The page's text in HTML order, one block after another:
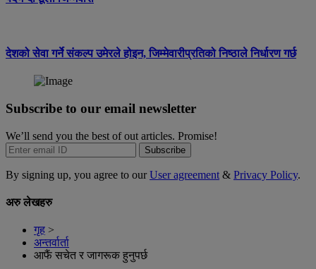
देशको सेवा गर्ने संकल्प उमेरले होइन, जिम्मेवारीप्रतिको निष्ठाले निर्धारण गर्छ
Subscribe to our email newsletter
We’ll send you the best of out articles. Promise!
Subscribe
By signing up, you agree to ourUser agreement & Privacy Policy.
अरु लेखहरु
गृह >
अन्तर्वार्ता
आफैं सचेत र जागरूक हुनुपर्छ